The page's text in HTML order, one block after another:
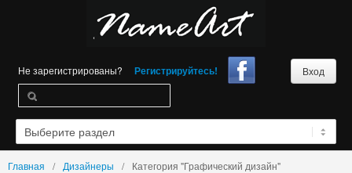
Не зарегистрированы? Регистрируйтесь! Вход
Главная Дизайнеры Категория "Графический дизайн"